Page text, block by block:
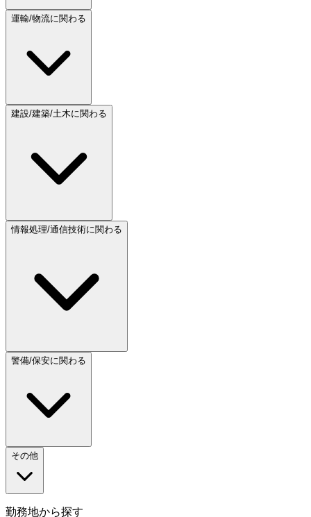
運輸/物流に関わる
建設/建築/土木に関わる
情報処理/通信技術に関わる
警備/保安に関わる
その他
勤務地から探す